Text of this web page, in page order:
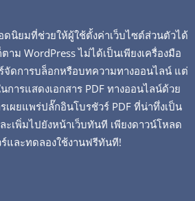
ดนิยมที่ช่วยให้ผู้ใช้ตั้งค่าเว็บไซต์ส่วนตัวได้
าม WordPress ไม่ได้เป็นเพียงเครื่องมือ
จัดการบล็อกหรือบทความทางออนไลน์ แต่
ารแสดงเอกสาร PDF ทางออนไลน์ด้วย
เผยแพร่ปลั๊กอินโบรชัวร์ PDF ที่น่าทึ่งเป็น
ะเพิ่มไปยังหน้าเว็บทันที เพียงดาวน์โหลด
และทดลองใช้งานฟรีทันที!